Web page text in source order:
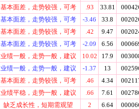
基本面差，走势较强，可考 .93 33.81
基本面差，走势较强，可考 -3.46 33.8
基本面差，走势较强，可考 .42 9.47
基本面差，走势较强，可考 -2.09 6.56
业绩一般，走势一般，建议 10.02 17.9
业绩一般，走势一般，建议 -1.37 13
基本面差，走势较强，可考 .46 4.34
业绩平稳，走势一般，建议 .66 7.61
缺乏成长性，短期需观望 2 6.64